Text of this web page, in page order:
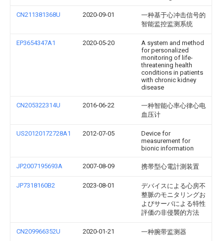
CN211381368U 2020-09-01
一种基于心冲击信号的
智能监控监测系统
EP3654347A1 2020-05-20
A system and method
for personalized
monitoring of life-
threatening health
conditions in patients
with chronic kidney
disease
CN205322314U 2016-06-22
一种智能心率心律心电
血压计
US20120172728A1 2012-07-05
Device for
measurement for
bionic information
JP2007195693A 2007-08-09 携帯型心電計測装置
JP7318160B2 2023-08-01
デバイスによる心房不
整脈のモニタリングお
よびサーバによる特性
評価の非侵襲的方法
CN209966352U 2020-01-21 一种腕带监测器